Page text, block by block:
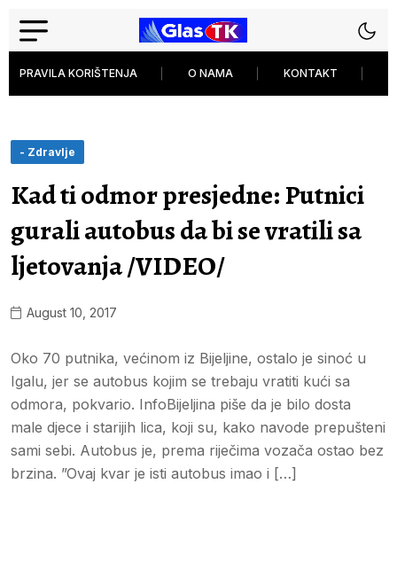
PRAVILA KORIŠTENJA O NAMA KONTAKT
- Zdravlje
Kad ti odmor presjedne: Putnici
gurali autobus da bi se vratili sa
ljetovanja /VIDEO/
August 10, 2017
Oko 70 putnika, većinom iz Bijeljine, ostalo je sinoć u
Igalu, jer se autobus kojim se trebaju vratiti kući sa
odmora, pokvario. InfoBijeljina piše da je bilo dosta
male djece i starijih lica, koji su, kako navode prepušteni
sami sebi. Autobus je, prema riječima vozača ostao bez
brzina. ”Ovaj kvar je isti autobus imao i […]